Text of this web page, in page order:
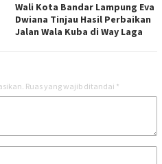
Wali Kota Bandar Lampung Eva
Dwiana Tinjau Hasil Perbaikan
Jalan Wala Kuba di Way Laga
Ruas yang wajib ditandai *